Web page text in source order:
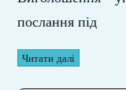
послання під
Читати далі